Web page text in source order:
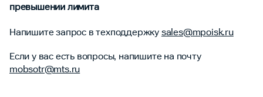
превышении лимита
Напишите запрос в техподдержку sales@mpoisk.ru
Если у вас есть вопросы, напишите на почту
mobsotr@mts.ru